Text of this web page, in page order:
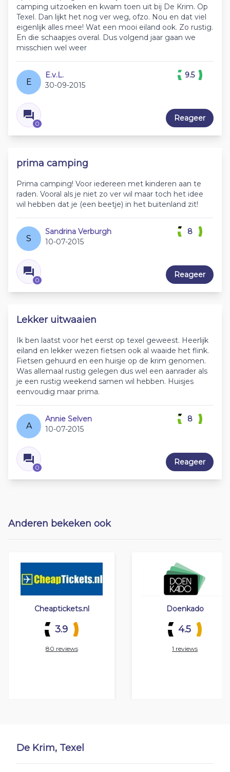
De Krim, Texel
camping uitzoeken en kwam toen uit bij De Krim. Op
Texel. Dan lijkt het nog ver weg, ofzo. Nou en dat viel
eigenlijk alles mee! Wat een mooi eiland ook. Zo rustig.
En die schaapjes overal. Dus volgend jaar gaan we
misschien wel weer
E
E.v.L.
30-09-2015
0
9.5
Reageer
prima camping
Prima camping! Voor iedereen met kinderen aan te
raden. Vooral als je niet zo ver wil maar toch het idee
wil hebben dat je (een beetje) in het buitenland zit!
S
Sandrina Verburgh
10-07-2015
0
8
Reageer
Lekker uitwaaien
Ik ben laatst voor het eerst op texel geweest. Heerlijk
eiland en lekker wezen fietsen ook al waaide het flink.
Fietsen gehuurd en een huisje op de krim genomen.
Was allemaal rustig gelegen dus wel een aanrader als
je een rustig weekend samen wil hebben. Huisjes
eenvoudig maar prima.
A
Annie Selven
10-07-2015
0
8
Reageer
Anderen bekeken ook
Cheaptickets.nl
3.9
80 reviews
Doenkado
4.5
1 reviews